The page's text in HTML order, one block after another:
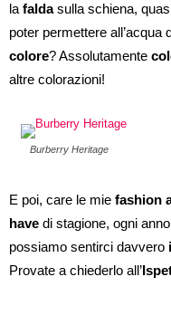
la faldasulla schiena,
poter permettere
colore? Assolutamente
altre colorazioni!
Burberry Heritage
E poi, care le mie fashion
have di stagione, ogni
possiamo sentirci davvero
Provate a chiederlo all’